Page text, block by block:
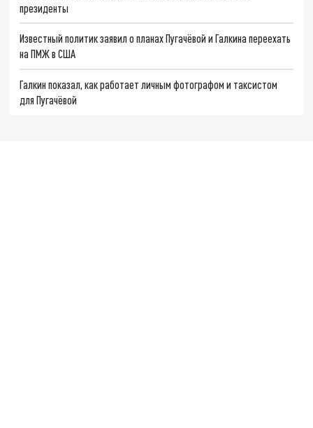
президенты
Известный политик заявил о планах Пугачёвой и Галкина переехать
на ПМЖ в США
Галкин показал, как работает личным фотографом и таксистом
для Пугачёвой